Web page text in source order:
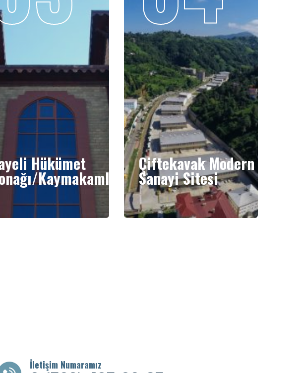
Hükümet
Kaymakamlığı
Çiftekavak Modern
Sanayi Sitesi
İletişim Numaramız